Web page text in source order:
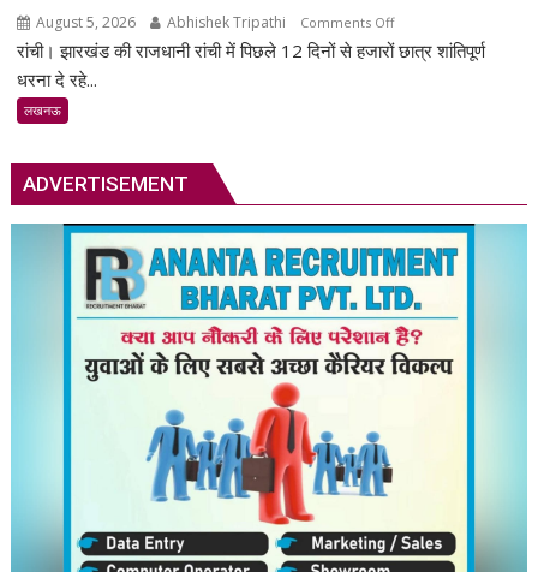
प्रबुद्धजन
August 5, 2026 Abhishek Tripathi Comments Offon
झारखंड
आखिर
क्यों
सड़क
पर
उतरे
युवा,
क्या
रांची। झारखंड की राजधानी रांची में पिछले 12 दिनों से हजारों छात्र शांतिपूर्ण
धरना दे रहे...
लखनऊ
ADVERTISEMENT